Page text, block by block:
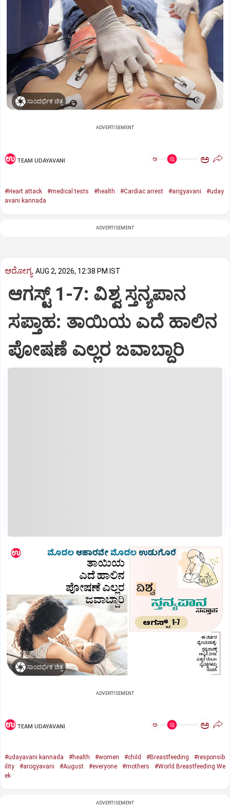
ಸಾಂದರ್ಭಿಕ ಚಿತ್ರ
ADVERTISEMENT
TEAM UDAYAVANI ಅ ಅ
#Heart attack #medical tests #health #Cardiac arrest #arigyavani
#uday
avani kannada
ADVERTISEMENT
ಆರೋಗ್ಯ AUG 2, 2026, 12:38 PM IST
ಆಗಸ್ಟ್‌ 1-7: ವಿಶ್ವ ಸ್ತನ್ಯಪಾನ
ಸಪ್ತಾಹ: ತಾಯಿಯ ಎದೆ ಹಾಲಿನ
ಪೋಷಣೆ ಎಲ್ಲರ ಜವಾಬ್ದಾರಿ
ಸಾಂದರ್ಭಿಕ ಚಿತ್ರ
ADVERTISEMENT
TEAM UDAYAVANI ಅ ಅ
#udayavani kannada #health #women #child #Breastfeeding
#responsib
ility
#arogyavani #August #everyone #mothers
#World Breastfeeding We
ek
ADVERTISEMENT